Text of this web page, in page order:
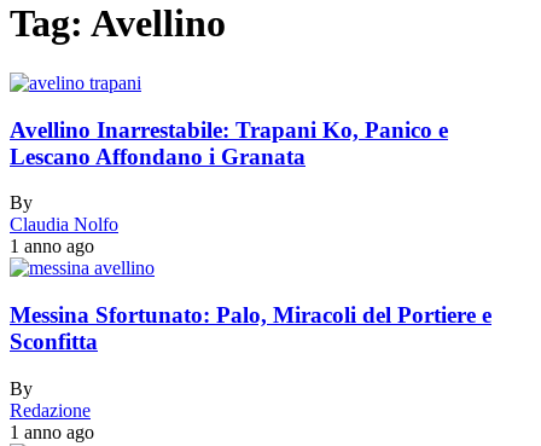
Tag: Avellino
Avellino Inarrestabile: Trapani Ko, Panico e
Lescano Affondano i Granata
By
Claudia Nolfo
1 anno ago
Messina Sfortunato: Palo, Miracoli del Portiere e
Sconfitta
By
Redazione
1 anno ago